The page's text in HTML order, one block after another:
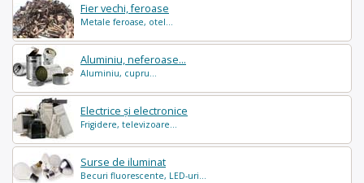
Fier vechi, feroase
Metale feroase, otel...
Aluminiu, neferoase...
Aluminiu, cupru...
Electrice și electronice
Frigidere, televizoare...
Surse de iluminat
Becuri fluorescente, LED-uri...